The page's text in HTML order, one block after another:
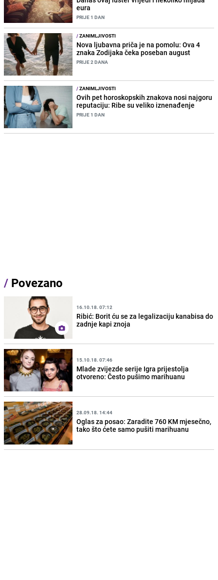
eura
PRIJE 1 DAN
/ZANIMLJIVOSTI
Nova ljubavna priča je na pomolu: Ova 4
znaka Zodijaka čeka poseban august
PRIJE 2 DANA
/ZANIMLJIVOSTI
Ovih pet horoskopskih znakova nosi najgoru
reputaciju: Ribe su veliko iznenađenje
PRIJE 1 DAN
/ Povezano
16.10.18. 07:12
Ribić: Borit ću se za legalizaciju kanabisa do
zadnje kapi znoja
15.10.18. 07:46
Mlade zvijezde serije Igra prijestolja
otvoreno: Često pušimo marihuanu
28.09.18. 14:44
Oglas za posao: Zaradite 760 KM mjesečno,
tako što ćete samo pušiti marihuanu